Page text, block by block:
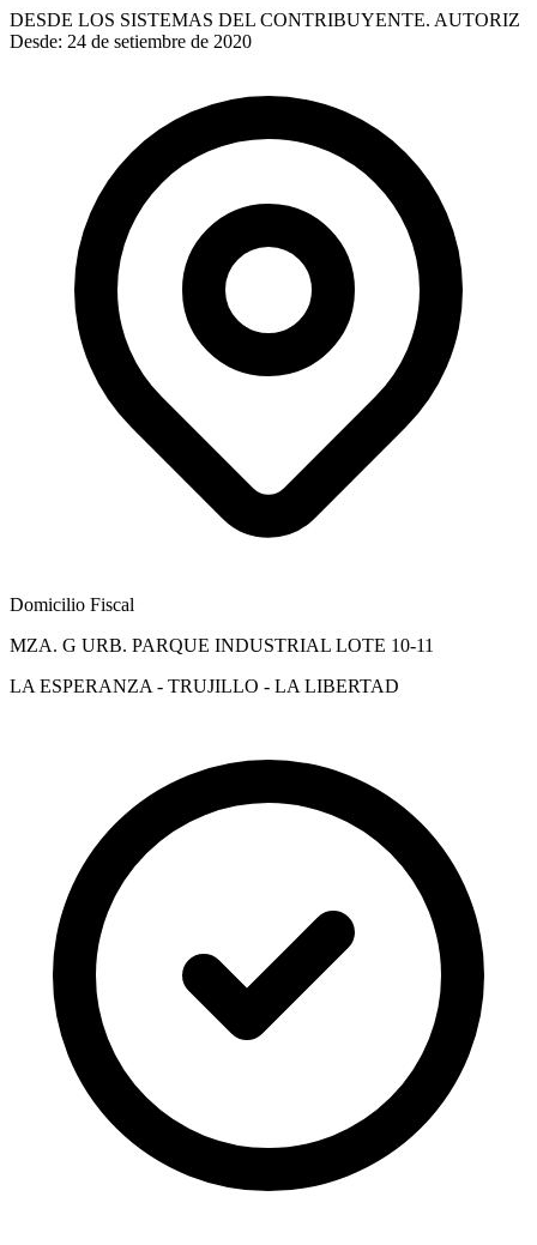
DESDE LOS SISTEMAS DEL CONTRIBUYENTE. AUTORIZ
Desde: 24 de setiembre de 2020
Domicilio Fiscal
MZA. G URB. PARQUE INDUSTRIAL LOTE 10-11
LA ESPERANZA - TRUJILLO - LA LIBERTAD